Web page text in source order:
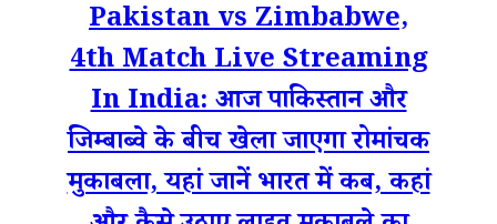
Pakistan vs Zimbabwe,
4th Match Live Streaming
In India: आज पाकिस्तान और
जिम्बाब्वे के बीच खेला जाएगा रोमांचक
मुकाबला, यहां जानें भारत में कब, कहां